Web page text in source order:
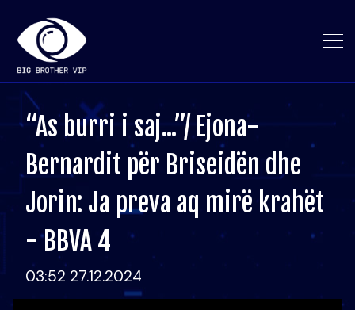
“As burri i saj...”/ Ejona-
Bernardit për Briseidën dhe
Jorin: Ja preva aq mirë krahët
- BBVA 4
03:52 27.12.2024